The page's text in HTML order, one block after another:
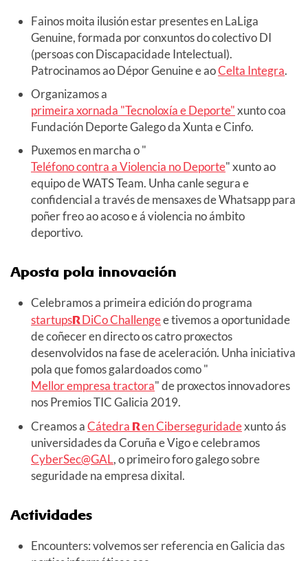
Fainos moita ilusión estar presentes en LaLiga
Genuine, formada por conxuntos do colectivo DI
(persoas con Discapacidade Intelectual).
Patrocinamos ao Dépor Genuine e aoCelta Integra.
Organizamos a
primeira xornada "Tecnoloxía e Deporte"xunto coa
Fundación Deporte Galego da Xunta e Cinfo.
Puxemos en marcha o "
Teléfono contra a Violencia no Deporte" xunto ao
equipo de WATS Team. Unha canle segura e
confidencial a través de mensaxes de Whatsapp para
poñer freo ao acoso e á violencia no ámbito
deportivo.
Aposta pola innovación
Celebramos a primeira edición do programa
startupsRDiCo Challengee tivemos a oportunidade
de coñecer en directo os catro proxectos
desenvolvidos na fase de aceleración. Unha iniciativa
pola que fomos galardoados como "
Mellor empresa tractora" de proxectos innovadores
nos Premios TIC Galicia 2019.
Creamos aCátedra Ren Ciberseguridadexunto ás
universidades da Coruña e Vigo e celebramos
CyberSec@GAL, o primeiro foro galego sobre
seguridade na empresa dixital.
Actividades
Encounters: volvemos ser referencia en Galicia das